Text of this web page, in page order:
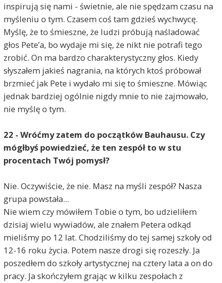
inspirują się nami - świetnie, ale nie spędzam czasu na
myśleniu o tym. Czasem coś tam gdzieś wychwycę.
Myślę, że to śmieszne, że ludzi próbują naśladować
głos Pete’a, bo wydaje mi się, że nikt nie potrafi tego
zrobić. On ma bardzo charakterystyczny głos. Kiedy
słyszałem jakieś nagrania, na których ktoś próbował
brzmieć jak Pete i wydało mi się to śmieszne. Mówiąc
jednak bardziej ogólnie nigdy mnie to nie zajmowało,
nie myślę o tym.
22 - Wróćmy zatem do początków Bauhausu. Czy
mógłbyś powiedzieć, że ten zespół to w stu
procentach Twój pomysł?
Nie. Oczywiście, że nie. Masz na myśli zespół? Nasza
grupa powstała...
Nie wiem czy mówiłem Tobie o tym, bo udzieliłem
dzisiaj wielu wywiadów, ale znałem Petera odkąd
mieliśmy po 12 lat. Chodziliśmy do tej samej szkoły od
12-16 roku życia. Potem nasze drogi się rozeszły. Ja
poszedłem do szkoły artystycznej na cztery lata a on do
pracy. Ja skończyłem grając w kilku zespołach z